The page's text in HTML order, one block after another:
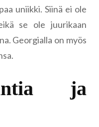
uniikki. Siinä ei ole
se ole juurikaan
Georgialla on myös
ja